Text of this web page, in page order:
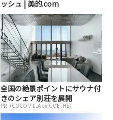
ッシュ | 美的.com
全国の絶景ポイントにサウナ付
きのシェア別荘を展開
PR（COCO VILLA on GOETHE）